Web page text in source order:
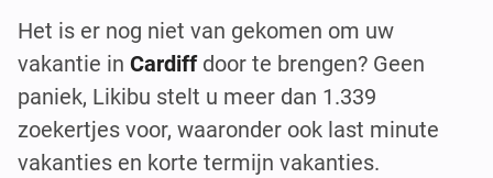
Het is er nog niet van gekomen om uw
vakantie in Cardiffdoor te brengen? Geen
paniek, Likibu stelt u meer dan 1.339
zoekertjes voor, waaronder ook last minute
vakanties en korte termijn vakanties.